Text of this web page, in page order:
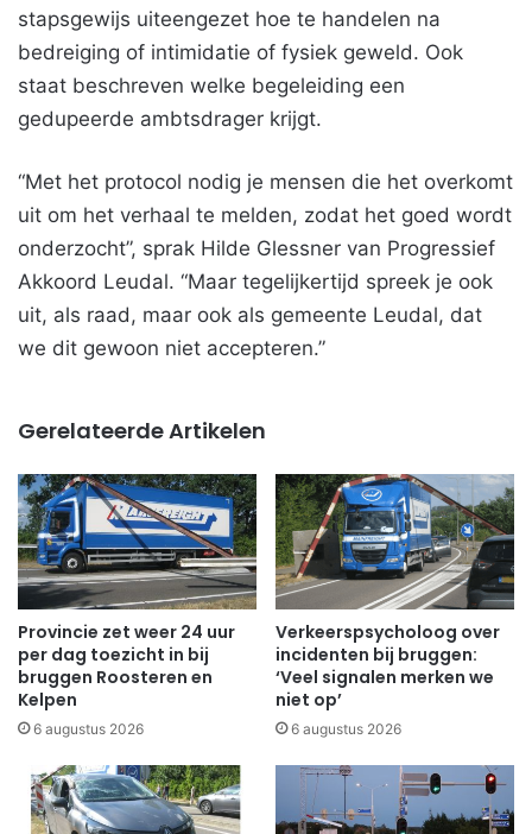
stapsgewijs uiteengezet hoe te handelen na
bedreiging of intimidatie of fysiek geweld. Ook
staat beschreven welke begeleiding een
gedupeerde ambtsdrager krijgt.
“Met het protocol nodig je mensen die het overkomt
uit om het verhaal te melden, zodat het goed wordt
onderzocht”, sprak Hilde Glessner van Progressief
Akkoord Leudal. “Maar tegelijkertijd spreek je ook
uit, als raad, maar ook als gemeente Leudal, dat
we dit gewoon niet accepteren.”
Gerelateerde Artikelen
Provincie zet weer 24 uur
per dag toezicht in bij
bruggen Roosteren en
Kelpen
6 augustus 2026
Verkeerspsycholoog over
incidenten bij bruggen:
‘Veel signalen merken we
niet op’
6 augustus 2026